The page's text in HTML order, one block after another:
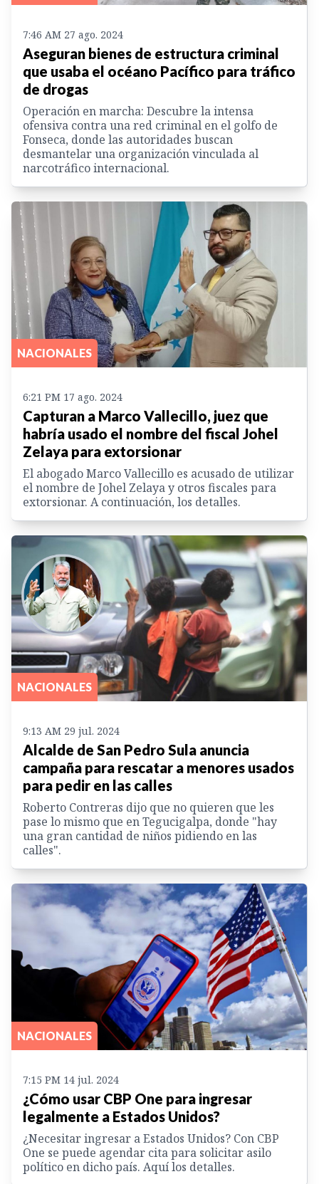
7:46 AM 27 ago. 2024
Aseguran bienes de estructura criminal
que usaba el océano Pacífico para tráfico
de drogas
Operación en marcha: Descubre la intensa
ofensiva contra una red criminal en el golfo de
Fonseca, donde las autoridades buscan
desmantelar una organización vinculada al
narcotráfico internacional.
NACIONALES
6:21 PM 17 ago. 2024
Capturan a Marco Vallecillo, juez que
habría usado el nombre del fiscal Johel
Zelaya para extorsionar
El abogado Marco Vallecillo es acusado de utilizar
el nombre de Johel Zelaya y otros fiscales para
extorsionar. A continuación, los detalles.
NACIONALES
9:13 AM 29 jul. 2024
Alcalde de San Pedro Sula anuncia
campaña para rescatar a menores usados
para pedir en las calles
Roberto Contreras dijo que no quieren que les
pase lo mismo que en Tegucigalpa, donde "hay
una gran cantidad de niños pidiendo en las
calles".
NACIONALES
7:15 PM 14 jul. 2024
¿Cómo usar CBP One para ingresar
legalmente a Estados Unidos?
¿Necesitar ingresar a Estados Unidos? Con CBP
One se puede agendar cita para solicitar asilo
político en dicho país. Aquí los detalles.